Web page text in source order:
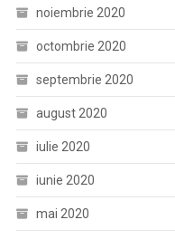
noiembrie 2020
octombrie 2020
septembrie 2020
august 2020
iulie 2020
iunie 2020
mai 2020